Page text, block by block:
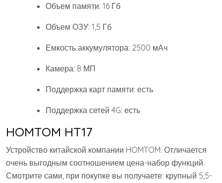
Объем памяти: 16 Гб
Объем ОЗУ: 1,5 Гб
Емкость аккумулятора: 2500 мАч
Камера: 8 МП
Поддержка карт памяти: есть
Поддержка сетей 4G: есть
HOMTOM HT17
Устройство китайской компании HOMTOM. Отличается
очень выгодным соотношением цена-набор функций.
Смотрите сами, при покупке вы получаете: крупный 5,5-